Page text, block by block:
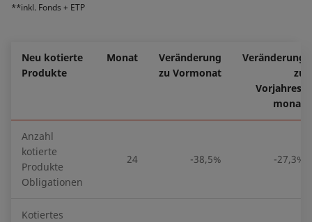
**inkl. Fonds + ETP
Neu kotierte
Produkte
Monat
Veränderung
zu Vormonat
Veränderung
zu
Vorjahres-
monat
Anzahl
kotierte
Produkte
Obligationen
24 -38,5% -27,3%
Kotiertes